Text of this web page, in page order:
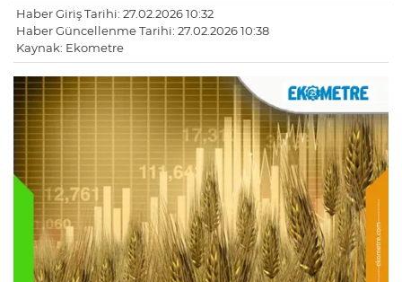
Haber Giriş Tarihi: 27.02.2026 10:32
Haber Güncellenme Tarihi: 27.02.2026 10:38
Kaynak: Ekometre